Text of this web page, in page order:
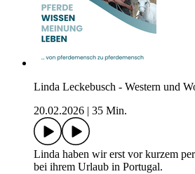
Linda Leckebusch - Western und
20.02.2026
35 Min.
Linda haben wir erst vor kurzem
bei ihrem Urlaub in Portugal.